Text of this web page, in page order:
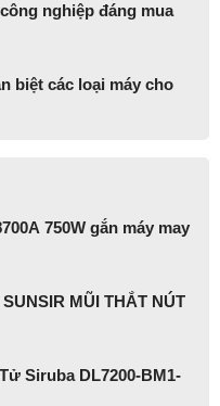
nghiệp đáng mua
biệt các loại máy cho
750W gắn máy may
MŨI THẮT NÚT
Siruba DL7200-BM1-